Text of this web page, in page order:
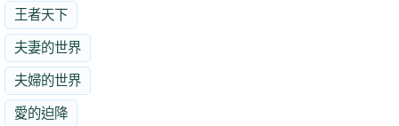
王者天下
夫妻的世界
夫婦的世界
愛的迫降